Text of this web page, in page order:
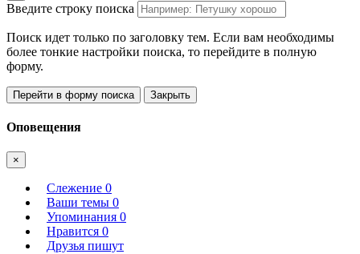
Введите строку поиска
Поиск идет только по заголовку тем. Если вам необходимы
более тонкие настройки поиска, то перейдите в полную
форму.
Перейти в форму поиска Закрыть
Оповещения
×
Слежение 0
Ваши темы 0
Упоминания 0
Нравится 0
Друзья пишут